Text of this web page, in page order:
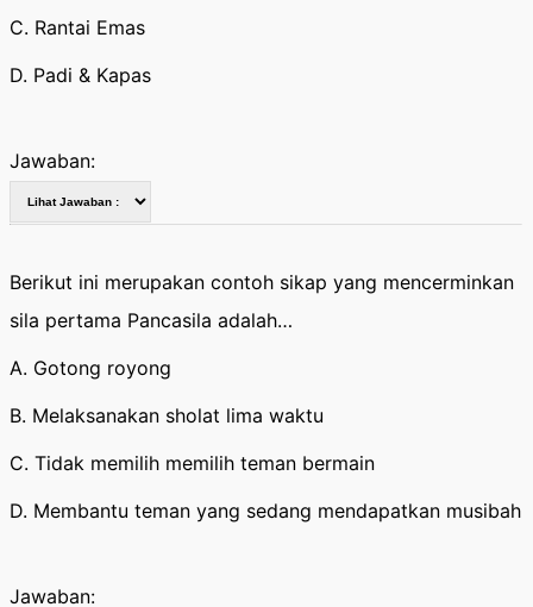
C. Rantai Emas
D. Padi & Kapas
Jawaban:
Berikut ini merupakan contoh sikap yang mencerminkan
sila pertama Pancasila adalah…
A. Gotong royong
B. Melaksanakan sholat lima waktu
C. Tidak memilih memilih teman bermain
D. Membantu teman yang sedang mendapatkan musibah
Jawaban: